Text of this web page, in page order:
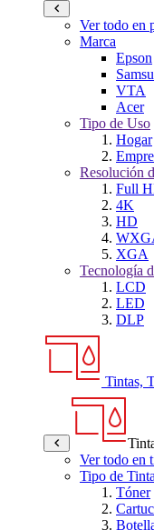
Ver todo en
Marca
Epson
VTA
Acer
Tipo de Uso
Hogar
Resolución
Full
4K
HD
XGA
Tecnología
LCD
LED
DLP
Tintas,
Ver todo en
Tipo de Tinta
Tóner